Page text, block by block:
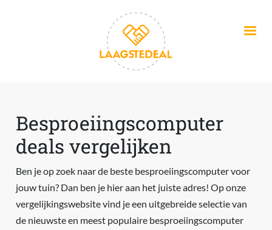
Besproeiingscomputer
deals vergelijken
Ben je op zoek naar de beste besproeiingscomputer voor
jouw tuin? Dan ben je hier aan het juiste adres! Op onze
vergelijkingswebsite vind je een uitgebreide selectie van
de nieuwste en meest populaire besproeiingscomputer